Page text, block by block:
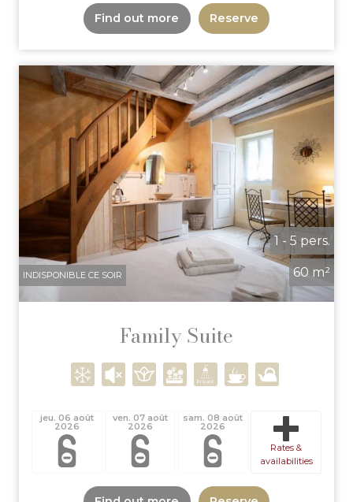
Find out more Reserve
1 - 5 pers.
60 m²
INDISPONIBLE CE SOIR
Family Suite
jeu. 06 août
2026
ven. 07 août
2026
sam. 08 août
2026
Rates &
availabilities